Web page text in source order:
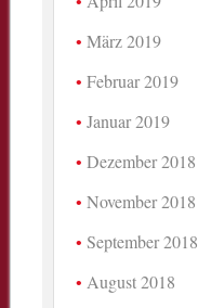
März 2019
Februar 2019
Januar 2019
Dezember 2018
November 2018
September 2018
August 2018